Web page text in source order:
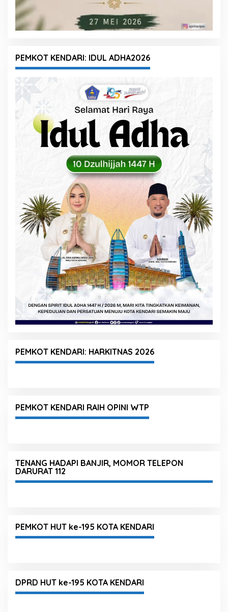
PEMKOT KENDARI: IDUL ADHA2026
PEMKOT KENDARI: HARKITNAS 2026
PEMKOT KENDARI RAIH OPINI WTP
TENANG HADAPI BANJIR, MOMOR TELEPON
DARURAT 112
PEMKOT HUT ke-195 KOTA KENDARI
DPRD HUT ke-195 KOTA KENDARI